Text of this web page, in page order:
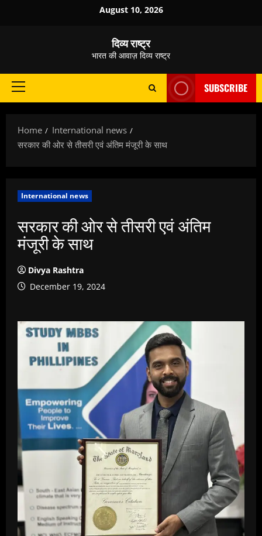
August 10, 2026
दिव्य राष्ट्र
भारत की आवाज़ दिव्य राष्ट्र
Primary
SUBSCRIBE
Home
International news
सरकार की ओर से तीसरी एवं अंतिम मंजूरी के साथ
International news
सरकार की ओर से तीसरी एवं अंतिम
मंजूरी के साथ
Divya Rashtra
December 19, 2024